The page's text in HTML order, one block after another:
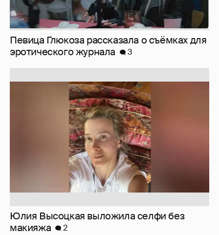
Юлия Высоцкая выложила селфи без